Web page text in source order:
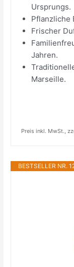
Ursprungs.
Pflanzliche
Frischer
Jahren.
Marseille.
Preis inkl. MwSt.,
BESTSELLER NR.